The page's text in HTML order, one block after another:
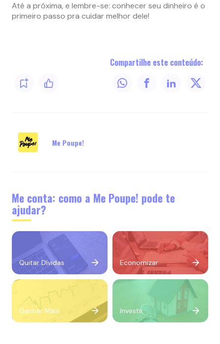
Até a próxima, e lembre-se: conhecer seu dinheiro é o
primeiro passo pra cuidar melhor dele!
Compartilhe este conteúdo:
Me Poupe!
Me conta: como a Me Poupe! pode te
ajudar?
Quitar Dívidas Economizar
Ganhar Mais Investir